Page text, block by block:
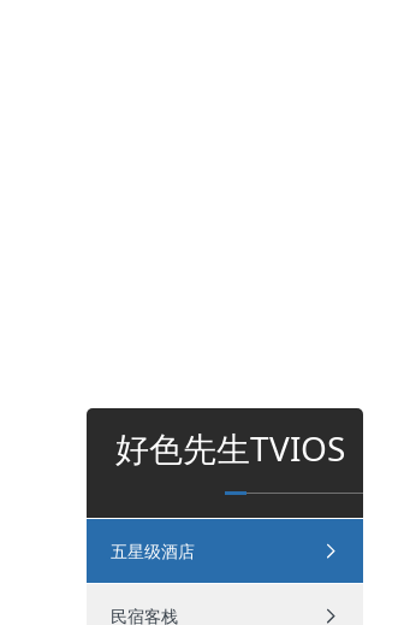
好色先生TVIOS
五星级酒店
民宿客栈